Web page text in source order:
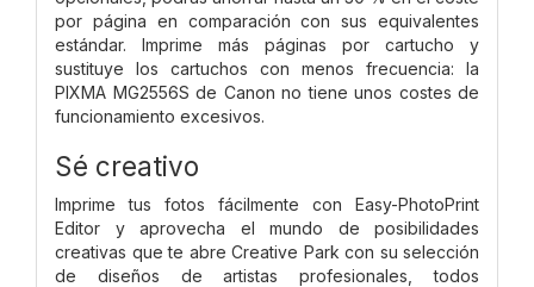
por página en comparación con sus equivalentes
estándar. Imprime más páginas por cartucho y
sustituye los cartuchos con menos frecuencia: la
PIXMA MG2556S de Canon no tiene unos costes de
funcionamiento excesivos.
Sé creativo
Imprime tus fotos fácilmente con Easy-PhotoPrint
Editor y aprovecha el mundo de posibilidades
creativas que te abre Creative Park con su selección
de diseños de artistas profesionales, todos